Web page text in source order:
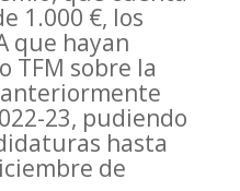
1.000 €, los
que hayan
TFM sobre la
23, pudiendo
hasta
de